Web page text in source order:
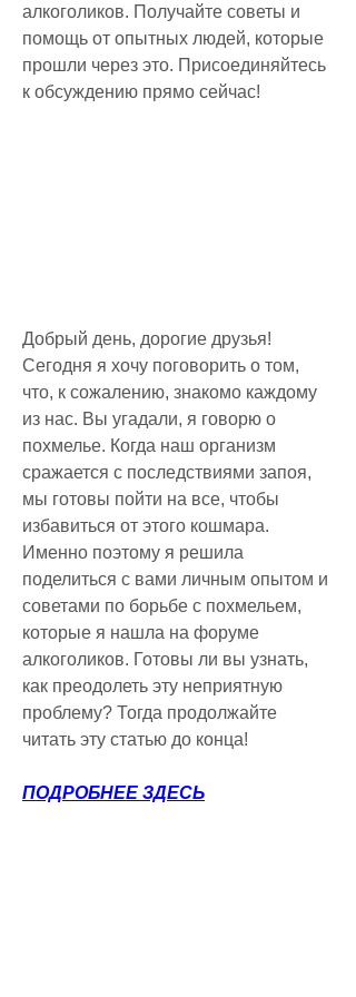
алкоголиков. Получайте советы и
помощь от опытных людей, которые
прошли через это. Присоединяйтесь
к обсуждению прямо сейчас!
Добрый день, дорогие друзья!
Сегодня я хочу поговорить о том,
что, к сожалению, знакомо каждому
из нас. Вы угадали, я говорю о
похмелье. Когда наш организм
сражается с последствиями запоя,
мы готовы пойти на все, чтобы
избавиться от этого кошмара.
Именно поэтому я решила
поделиться с вами личным опытом и
советами по борьбе с похмельем,
которые я нашла на форуме
алкоголиков. Готовы ли вы узнать,
как преодолеть эту неприятную
проблему? Тогда продолжайте
читать эту статью до конца!
ПОДРОБНЕЕ ЗДЕСЬ